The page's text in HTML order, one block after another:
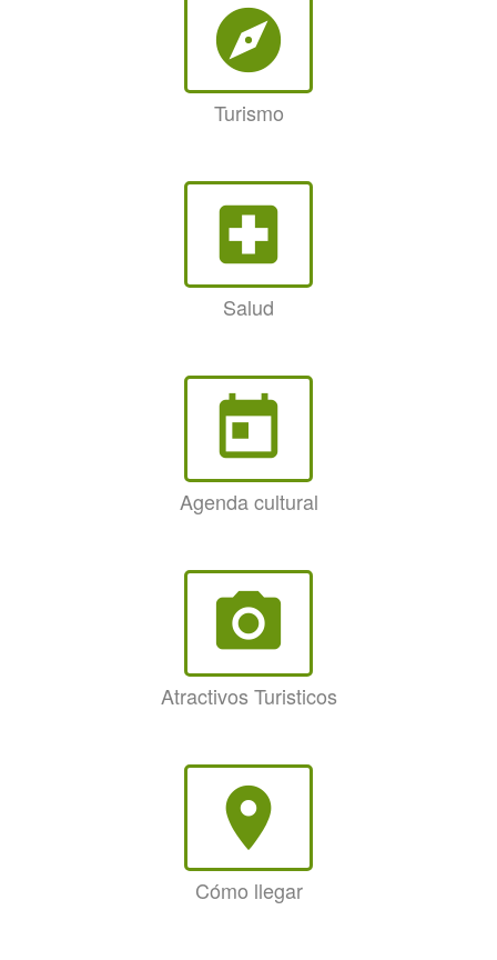
explore
Turismo
local_hospital
Salud
today
Agenda cultural
photo_camera
Atractivos Turisticos
room
Cómo llegar